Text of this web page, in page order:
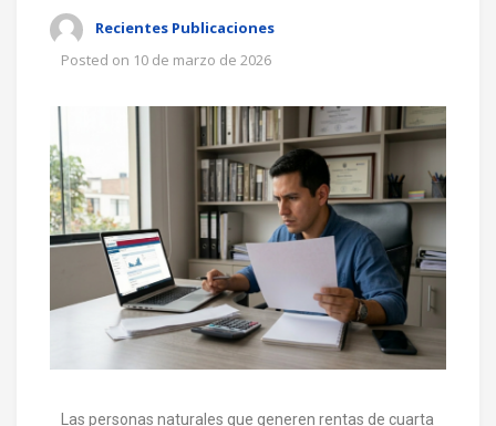
Recientes Publicaciones
Posted on 10 de marzo de 2026
Las personas naturales que generen rentas de cuarta